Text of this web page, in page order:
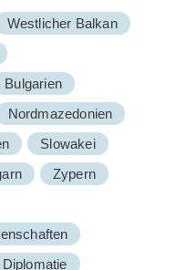
Westlicher Balkan
Bulgarien
Nordmazedonien
Slowakei
Zypern